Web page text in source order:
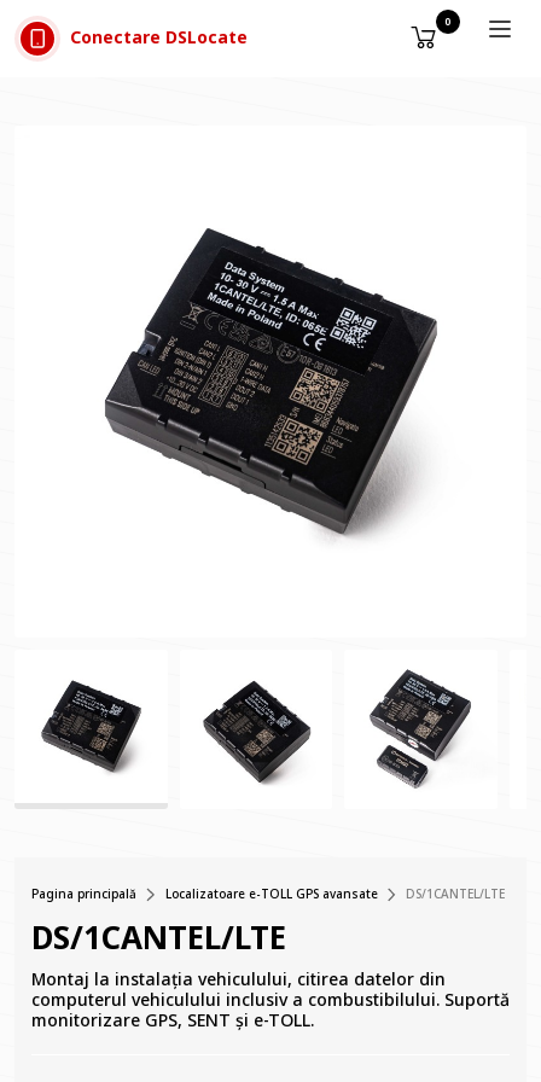
Sari la conținut
Conectare DSLocate
0
Pagina principală Localizatoare e-TOLL GPS avansate DS/1CANTEL/LTE
DS/1CANTEL/LTE
Montaj la instalația vehiculului, citirea datelor din
computerul vehiculului inclusiv a combustibilului. Suportă
monitorizare GPS, SENT și e-TOLL.